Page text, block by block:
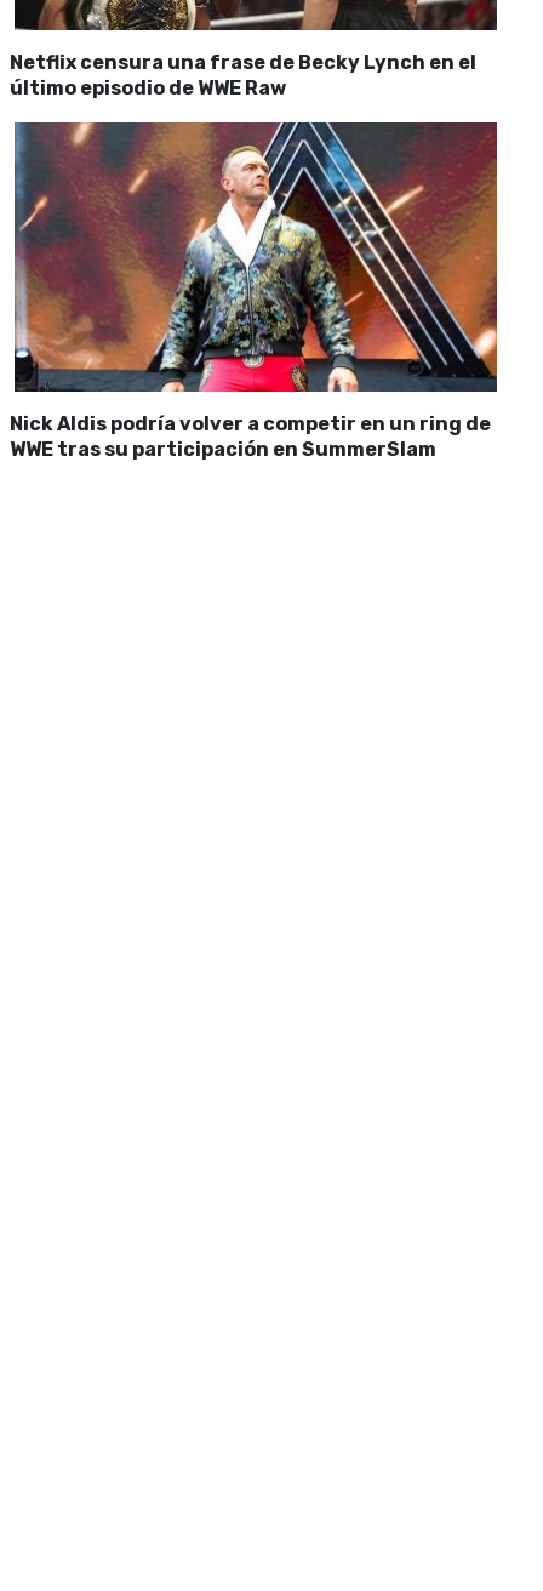
Netflix censura una frase de Becky Lynch en el
último episodio de WWE Raw
Nick Aldis podría volver a competir en un ring de
WWE tras su participación en SummerSlam